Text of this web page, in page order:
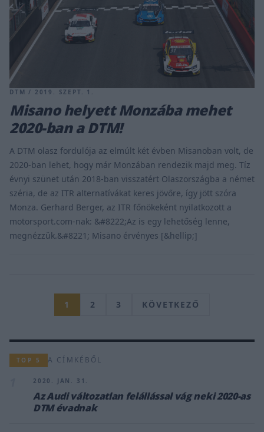
DTM / 2019. SZEPT. 1.
Misano helyett Monzába mehet
2020-ban a DTM!
A DTM olasz fordulója az elmúlt két évben Misanoban volt, de
2020-ban lehet, hogy már Monzában rendezik majd meg. Tíz
évnyi szünet után 2018-ban visszatért Olaszországba a német
széria, de az ITR alternatívákat keres jövőre, így jött szóra
Monza. Gerhard Berger, az ITR főnökeként nyilatkozott a
motorsport.com-nak: &#8222;Az is egy lehetőség lenne,
megnézzük.&#8221; Misano érvényes [&hellip;]
1 2 3 KÖVETKEZŐ
TOP 5 A CÍMKÉBŐL
2020. JAN. 31.
Az Audi változatlan felállással vág neki 2020-as
DTM évadnak